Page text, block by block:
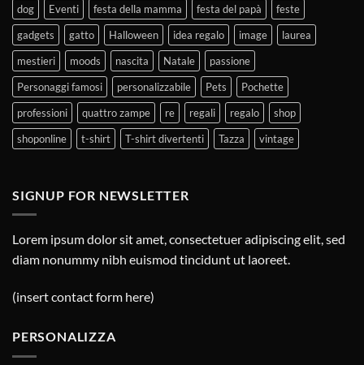
dog
Eventi festa della mamma festa del papà
feste
gadgets
gatto Halloween idea regalo image
laurea
mestieri
moods nascita Natale
passione
Personaggi famosi
personalizzabile Pets
Pochette
professioni
quattro zampe re regali regalo
shop
shoponline
t-shirt T-shirt divertenti Tazza vintage
SIGNUP FOR NEWSLETTER
Lorem ipsum dolor sit amet, consectetuer adipiscing elit, sed
diam nonummy nibh euismod tincidunt ut laoreet.
(insert contact form here)
PERSONALIZZA